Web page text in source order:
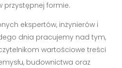
przystępnej formie.
ekspertów, inżynierów i
dnia pracujemy nad tym,
wartościowe treści
budownictwa oraz